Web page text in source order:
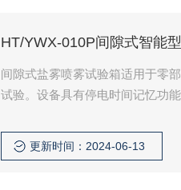
HT/YWX-010P间隙式智能
间隙式盐雾喷雾试验箱适用于零
试验。设备具有停电时间记忆功
更新时间：2024-06-13